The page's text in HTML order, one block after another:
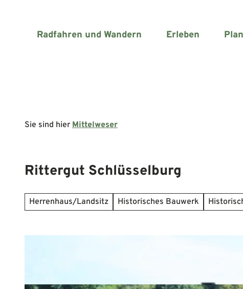
Radfahren und Wandern Erleben
Sie sind hier Mittelweser
Rittergut Schlüsselburg
Herrenhaus/Landsitz Historisches Bauwerk